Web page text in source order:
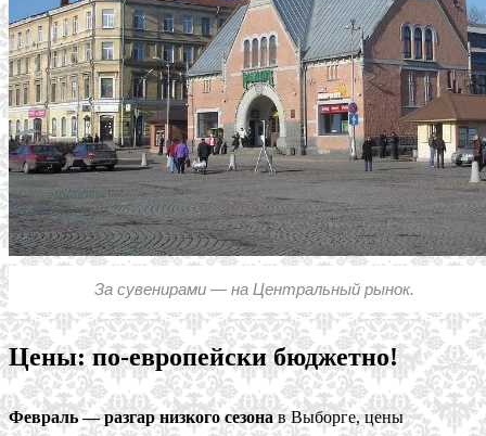
За сувенирами — на Центральный рынок.
Цены: по-европейски бюджетно!
Февраль — разгар низкого сезонав Выборге, цены